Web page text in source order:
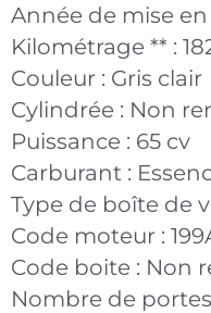
Année de mise
Kilométrage ** :
Couleur : Gris clair
Cylindrée : Non
Puissance : 65 cv
Carburant :
Type de boîte de
Code moteur :
Code boite : Non
Nombre de